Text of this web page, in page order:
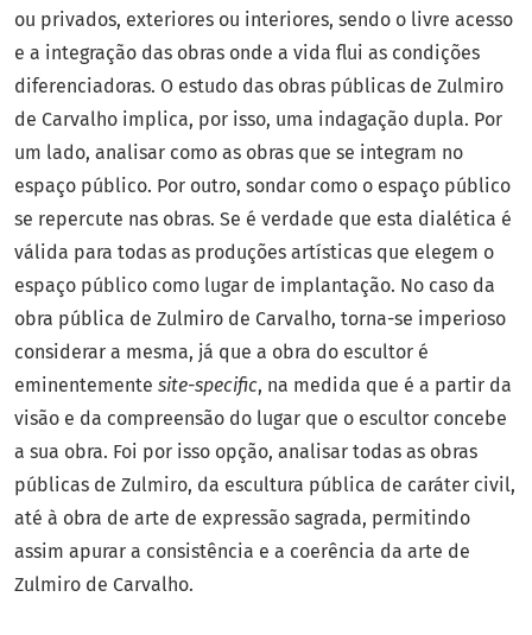
ou privados, exteriores ou interiores, sendo o livre acesso
e a integração das obras onde a vida flui as condições
diferenciadoras. O estudo das obras públicas de Zulmiro
de Carvalho implica, por isso, uma indagação dupla. Por
um lado, analisar como as obras que se integram no
espaço público. Por outro, sondar como o espaço público
se repercute nas obras. Se é verdade que esta dialética é
válida para todas as produções artísticas que elegem o
espaço público como lugar de implantação. No caso da
obra pública de Zulmiro de Carvalho, torna-se imperioso
considerar a mesma, já que a obra do escultor é
eminentemente site-specific, na medida que é a partir da
visão e da compreensão do lugar que o escultor concebe
a sua obra. Foi por isso opção, analisar todas as obras
públicas de Zulmiro, da escultura pública de caráter civil,
até à obra de arte de expressão sagrada, permitindo
assim apurar a consistência e a coerência da arte de
Zulmiro de Carvalho.